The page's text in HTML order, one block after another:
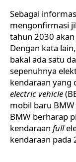
Sebagai
mengonfirmasi
tahun 2030
Dengan kata
bakal ada satu
sepenuhnya
kendaraan yang
electric vehicle
mobil baru
BMW berharap
kendaraan full
kendaraan pada